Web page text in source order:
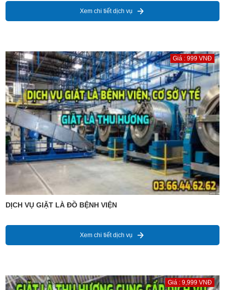
Xem chi tiết dịch vụ
Giá : 999 VNĐ
DỊCH VỤ GIẶT LÀ ĐỒ BỆNH VIỆN
Xem chi tiết dịch vụ
Giá : 9,999 VNĐ